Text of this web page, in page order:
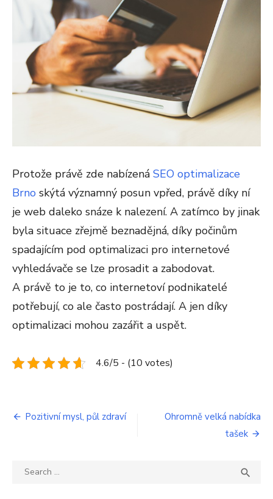
Protože právě zde nabízená SEO optimalizace
Brno skýtá významný posun vpřed, právě díky ní
je web daleko snáze k nalezení. A zatímco by jinak
byla situace zřejmě beznadějná, díky počinům
spadajícím pod optimalizaci pro internetové
vyhledávače se lze prosadit a zabodovat.
A právě to je to, co internetoví podnikatelé
potřebují, co ale často postrádají. A jen díky
optimalizaci mohou zazářit a uspět.
4.6/5 - (10 votes)
Navigace
Pozitivní mysl, půl zdraví
Ohromně velká nabídka
tašek
Search
